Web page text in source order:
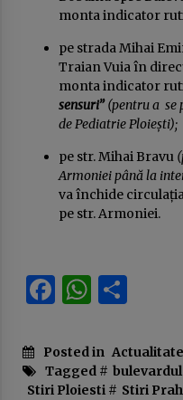
monta indicator
pe strada Mihai
Traian Vuia în
monta indicator
sensuri” (pentru a se
de Pediatrie Ploiești);
pe str. Mihai Bravu
Armoniei până la
va închide
pe str. Armoniei.
Facebook
Posted in Actualitate
Tagged #
Stiri Ploiesti# Stiri